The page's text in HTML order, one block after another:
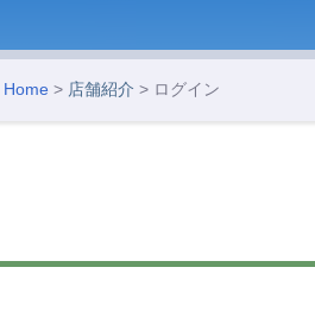
Home > 店舗紹介 > ログイン